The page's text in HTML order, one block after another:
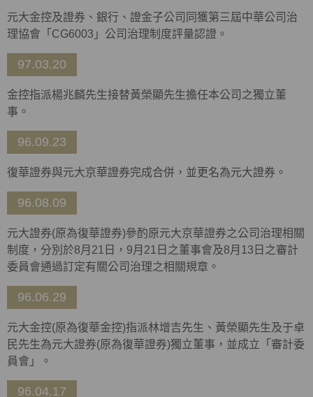
元大金控及證券、銀行、證金子公司同獲第三屆中華公司治
理協會「CG6003」公司治理制度評量認證。
97.03.20
金控指派楊兆麟先生接替黃榮顯先生擔任本公司之獨立董
事。
96.09.23
復華證券與元大京華證券完成合併，並更名為元大證券。
96.08.09
元大證券(原為復華證券)參酌原元大京華證券之公司治理相關
制度，分別於8月21日，9月21日之董事會及8月13日之審計
委員會通過訂定有關公司治理之相關規章。
96.06.29
元大金控(原為復華金控)指派林增吉先生、黃榮顯先生及于卓
民先生為元大證券(原為復華證券)獨立董事，並成立「審計委
員會」。
96.04.17